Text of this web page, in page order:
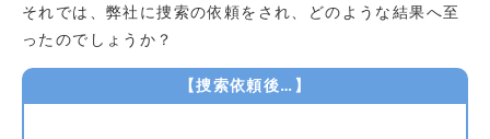
それでは、弊社に捜索の依頼をされ、どのような結果へ至
ったのでしょうか？
【捜索依頼後…】